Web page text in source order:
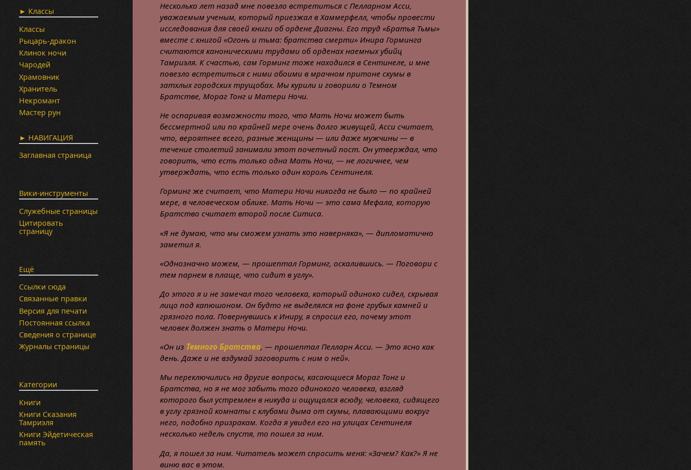
Несколько лет назад мне повезло встретиться с Пелларном Асси,
уважаемым ученым, который приезжал в Хаммерфелл, чтобы провести
исследования для своей книги об ордене Диагны. Его труд «Братья Тьмы»
вместе с книгой «Огонь и тьма: братства смерти» Инира Горминга
считаются каноническими трудами об орденах наемных убийц
Тамриэля. К счастью, сам Горминг тоже находился в Сентинеле, и мне
повезло встретиться с ними обоими в мрачном притоне скумы в
затхлых городских трущобах. Мы курили и говорили о Темном
Братстве, Мораг Тонг и Матери Ночи.
Не оспаривая возможности того, что Мать Ночи может быть
бессмертной или по крайней мере очень долго живущей, Асси считает,
что, вероятнее всего, разные женщины — или даже мужчины — в
течение столетий занимали этот почетный пост. Он утверждал, что
говорить, что есть только одна Мать Ночи, — не логичнее, чем
утверждать, что есть только один король Сентинеля.
Горминг же считает, что Матери Ночи никогда не было — по крайней
мере, в человеческом облике. Мать Ночи — это сама Мефала, которую
Братство считает второй после Ситиса.
«Я не думаю, что мы сможем узнать это наверняка», — дипломатично
заметил я.
«Однозначно можем, — прошептал Горминг, оскалившись. — Поговори с
тем парнем в плаще, что сидит в углу».
До этого я и не замечал того человека, который одиноко сидел, скрывая
лицо под капюшоном. Он будто не выделялся на фоне грубых камней и
грязного пола. Повернувшись к Иниру, я спросил его, почему этот
человек должен знать о Матери Ночи.
«Он из Темного Братства, — прошептал Пелларн Асси. — Это ясно как
день. Даже и не вздумай заговорить с ним о ней».
Мы переключились на другие вопросы, касающиеся Мораг Тонг и
Братства, но я не мог забыть того одинокого человека, взгляд
которого был устремлен в никуда и ощущался всюду, человека, сидящего
в углу грязной комнаты с клубами дыма от скумы, плавающими вокруг
него, подобно призракам. Когда я увидел его на улицах Сентинеля
несколько недель спустя, то пошел за ним.
Да, я пошел за ним. Читатель может спросить меня: «Зачем? Как?» Я не
виню вас в этом.
► Классы
Классы
Рыцарь-дракон
Клинок ночи
Чародей
Храмовник
Хранитель
Некромант
Мастер рун
► НАВИГАЦИЯ
Заглавная страница
Вики-инструменты
Служебные страницы
Цитировать
страницу
Ещё
Ссылки сюда
Связанные правки
Версия для печати
Постоянная ссылка
Сведения о странице
Журналы страницы
Категории
Книги
Книги Сказания
Тамриэля
Книги Эйдетическая
память